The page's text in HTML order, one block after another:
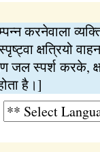
करनेवाला
क्षत्रियो
जल स्पर्श करके,
है।]